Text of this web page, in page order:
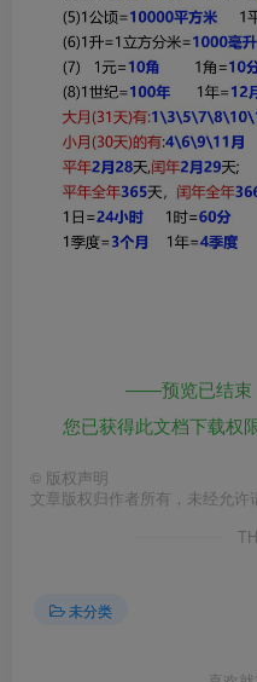
——预览已结束
您已获得此文档下载权
© 版权声明
文章版权归作者所有，未经允许
未分类